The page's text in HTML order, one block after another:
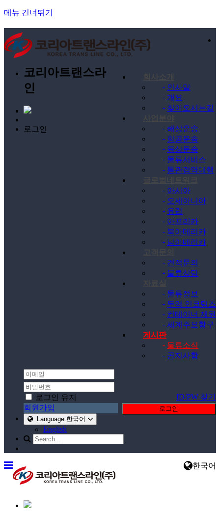
메뉴 건너뛰기
회사소개
- 인사말
- 개요
- 찾아오시는길
사업분야
- 해상운송
- 항공운송
- 육상운송
- 물류서비스
- 통관검역대행
- 아시아
- 오세아니아
- 유럽
- 아프리카
- 북아메리카
- 남아메리카
고객문의
- 견적문의
- 물류상담
자료실
- 물류정보
- 무역 인코텀즈
- 컨테이너 제원
- 세계주요항구
게시판
- 물류소식
- 공지사항
코리아트랜스라
인
로그인
로그인 유지
ID/PW 찾기
회원가입
로그인
Language:한국어
English
한국어